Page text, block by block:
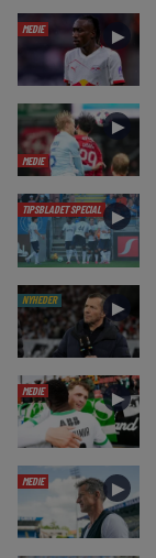
MEDIE ►
MEDIE
►
TIPSBLADET SPECIAL ►
NYHEDER ►
MEDIE ►
MEDIE ►